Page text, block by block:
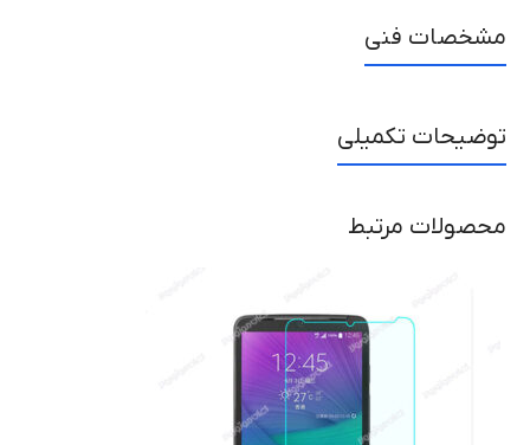
مشخصات فنی
توضیحات تکمیلی
محصولات مرتبط